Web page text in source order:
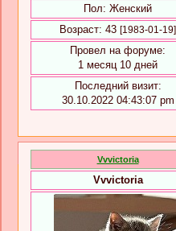
Пол: Женский
Возраст: 43 [1983-01-19]
Провел на форуме:
1 месяц 10 дней
Последний визит:
30.10.2022 04:43:07 pm
Vvvictoria
Vvvictoria